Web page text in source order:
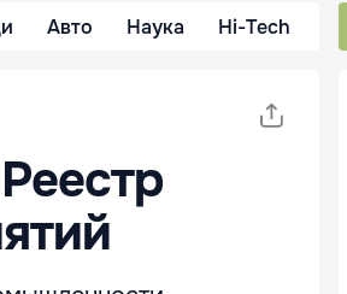
Авто Наука Hi-Tech